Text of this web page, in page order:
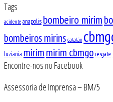
Tags
acidente anapolis bombeiro mirim
bombeiros mirins catalão
luziania mirimmirim cbmgo resgate
Encontre-nos no Facebook
Assessoria de Imprensa – BM/5